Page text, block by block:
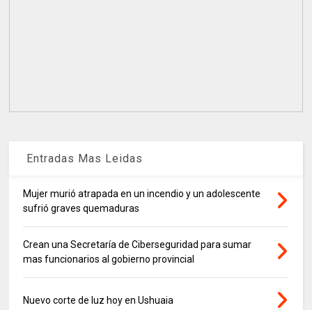
Entradas Mas Leidas
Mujer murió atrapada en un incendio y un adolescente
sufrió graves quemaduras
Crean una Secretaría de Ciberseguridad para sumar
mas funcionarios al gobierno provincial
Nuevo corte de luz hoy en Ushuaia